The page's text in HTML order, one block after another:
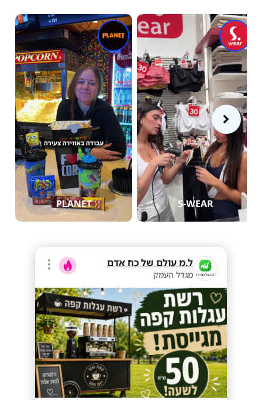
PLANET S-WEAR
ל.מ עולם של כח אדם
מגדל העמק